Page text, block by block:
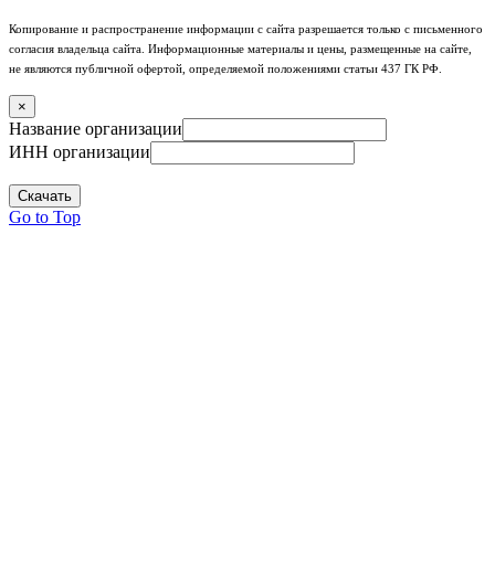
Копирование и распространение информации с сайта разрешается только с письменного
согласия владельца сайта. Информационные материалы и цены, размещенные на сайте,
не являются публичной офертой, определяемой положениями статьи 437 ГК РФ.
×
Название организации
ИНН организации
Скачать
Go to Top